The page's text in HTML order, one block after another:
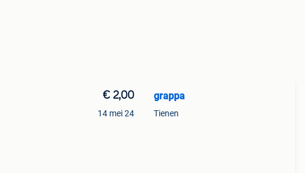
€ 2,00
14 mei 24
grappa
Tienen